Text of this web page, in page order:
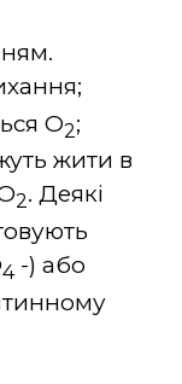
О2;
жити в
2. Деякі
4 -) або